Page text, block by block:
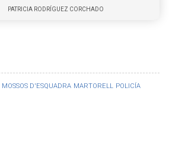
MOSSOS D'ESQUADRA MARTORELL POLICÍA
PATRICIA RODRÍGUEZ CORCHADO